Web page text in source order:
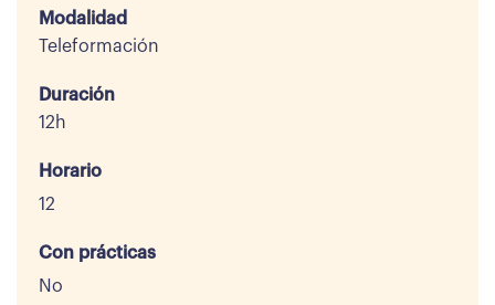
Modalidad
Teleformación
Duración
12h
Horario
12
Con prácticas
No